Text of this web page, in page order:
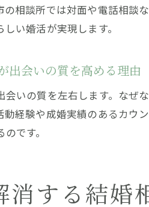
の相談所では対面や電話相談
い婚活が実現します。
出会いの質を高める理由
会いの質を左右します。なぜ
動経験や成婚実績のあるカウ
です。
消する結婚